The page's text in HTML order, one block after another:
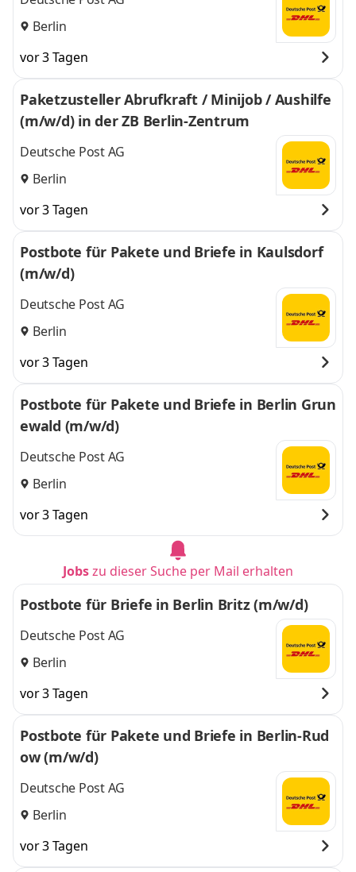
Berlin
vor 3 Tagen
Paketzusteller Abrufkraft / Minijob / Aushilfe
(m/w/d) in der ZB Berlin-Zentrum
Deutsche Post AG
Berlin
vor 3 Tagen
Postbote für Pakete und Briefe in Kaulsdorf
(m/w/d)
Deutsche Post AG
Berlin
vor 3 Tagen
Postbote für Pakete und Briefe in Berlin Grun
ewald (m/w/d)
Deutsche Post AG
Berlin
vor 3 Tagen
Jobszu dieser Suche per Mail erhalten
Postbote für Briefe in Berlin Britz (m/w/d)
Deutsche Post AG
Berlin
vor 3 Tagen
Postbote für Pakete und Briefe in Berlin-Rud
ow (m/w/d)
Deutsche Post AG
Berlin
vor 3 Tagen